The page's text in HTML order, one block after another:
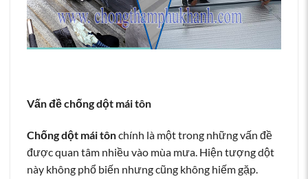
Vấn đề chống dột mái tôn
Chống dột mái tônchính là một trong những vấn đề
được quan tâm nhiều vào mùa mưa. Hiện tượng dột
này không phổ biến nhưng cũng không hiếm gặp.